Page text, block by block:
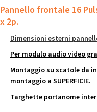
Pannello frontale 16
x 2p.
Dimensioni esterni
Per modulo audio video
Montaggio su scatole da
montaggio a SUPERFICIE.
Targhette portanome